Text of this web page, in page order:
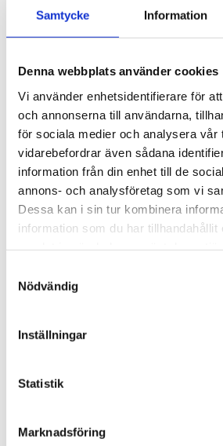
Samtycke Information
Denna webbplats använder cookies
Vi använder enhetsidentifierare för
och annonserna till användarna,
för sociala medier och analysera vår
vidarebefordrar även sådana
information från din enhet till de
annons- och analysföretag som vi
Dessa kan i sin tur kombinera
information som du har tillhandahållit
Nödvändig
Inställningar
Statistik
Marknadsföring
Dubbelgiljotin
4 795kr
Antal
+
-
Lagerstatus
Artikelnr
Tillverkare
Visa alla produkter från Davidoff
Om produkten
Dubbelgiljotin, för cigarrer upp till en
Om tillverkaren